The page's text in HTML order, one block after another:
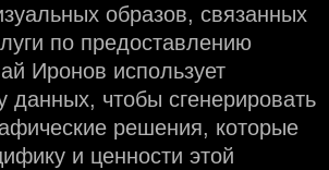
образов, связанных
по предоставлению
Иронов использует
данных, чтобы сгенерировать
решения, которые
и ценности этой